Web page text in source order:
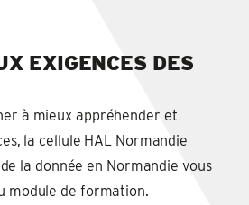
EXIGENCES DES
à mieux appréhender et
la cellule HAL Normandie
la donnée en Normandie vous
module de formation.